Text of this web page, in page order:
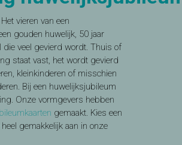
vieren van een
gouden huwelijk, 50 jaar
die veel gevierd wordt. Thuis of
staat vast, het wordt gevierd
kleinkinderen of misschien
Bij een huwelijksjubileum
Onze vormgevers hebben
gemaakt. Kies een
gemakkelijk aan in onze